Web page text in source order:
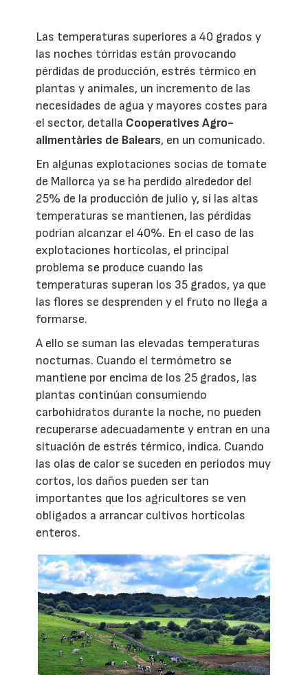
Las temperaturas superiores a 40 grados y
las noches tórridas están provocando
pérdidas de producción, estrés térmico en
plantas y animales, un incremento de las
necesidades de agua y mayores costes para
el sector, detalla Cooperatives Agro-
alimentàries de Balears, en un comunicado.
En algunas explotaciones socias de tomate
de Mallorca ya se ha perdido alrededor del
25% de la producción de julio y, si las altas
temperaturas se mantienen, las pérdidas
podrían alcanzar el 40%. En el caso de las
explotaciones hortícolas, el principal
problema se produce cuando las
temperaturas superan los 35 grados, ya que
las flores se desprenden y el fruto no llega a
formarse.
A ello se suman las elevadas temperaturas
nocturnas. Cuando el termómetro se
mantiene por encima de los 25 grados, las
plantas continúan consumiendo
carbohidratos durante la noche, no pueden
recuperarse adecuadamente y entran en una
situación de estrés térmico, indica. Cuando
las olas de calor se suceden en periodos muy
cortos, los daños pueden ser tan
importantes que los agricultores se ven
obligados a arrancar cultivos hortícolas
enteros.